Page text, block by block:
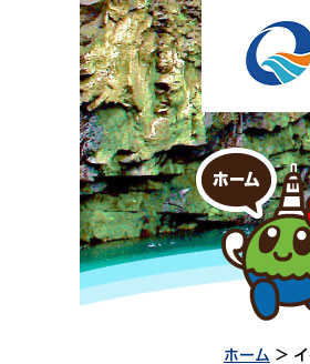
ホーム > イ